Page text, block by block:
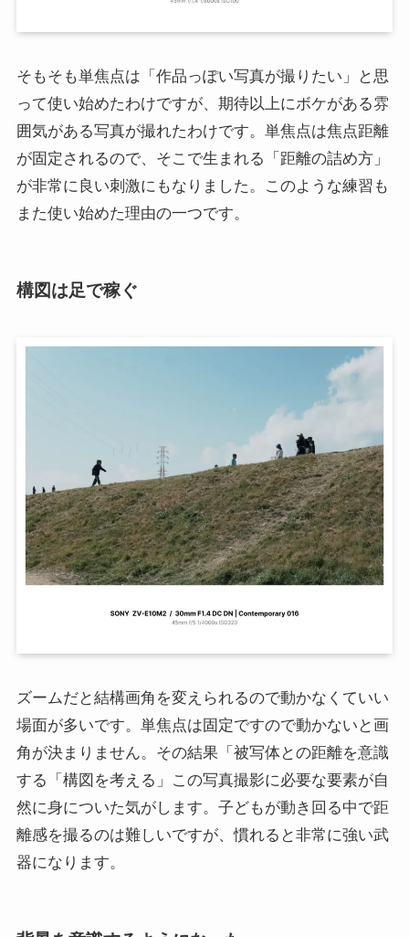
そもそも単焦点は「作品っぽい写真が撮りたい」と思
って使い始めたわけですが、期待以上にボケがある雰
囲気がある写真が撮れたわけです。単焦点は焦点距離
が固定されるので、そこで生まれる「距離の詰め方」
が非常に良い刺激にもなりました。このような練習も
また使い始めた理由の一つです。
構図は足で稼ぐ
ズームだと結構画角を変えられるので動かなくていい
場面が多いです。単焦点は固定ですので動かないと画
角が決まりません。その結果「被写体との距離を意識
する「構図を考える」この写真撮影に必要な要素が自
然に身についた気がします。子どもが動き回る中で距
離感を撮るのは難しいですが、慣れると非常に強い武
器になります。